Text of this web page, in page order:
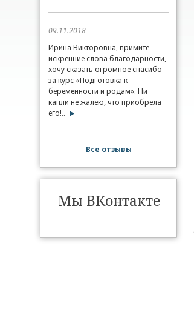
09.11.2018
Ирина Викторовна, примите
искренние слова благодарности,
хочу сказать огромное спасибо
за курс «Подготовка к
беременности и родам». Ни
капли не жалею, что приобрела
его!..
Все отзывы
Мы ВКонтакте